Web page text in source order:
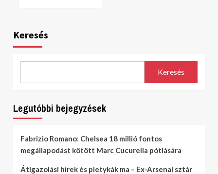
Keresés
Keresés
Legutóbbi bejegyzések
Fabrizio Romano: Chelsea 18 millió fontos
megállapodást kötött Marc Cucurella pótlására
Átigazolási hírek és pletykák ma – Ex-Arsenal sztár